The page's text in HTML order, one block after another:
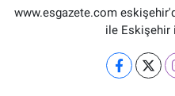
www.esgazete.com
ile Eskişehir